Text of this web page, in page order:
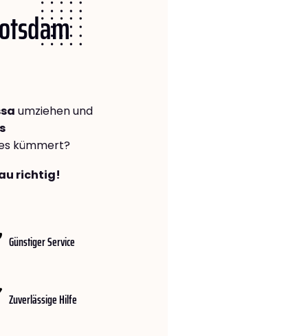
umziehen und
kümmert?
richtig!
Günstiger Service
Zuverlässige Hilfe